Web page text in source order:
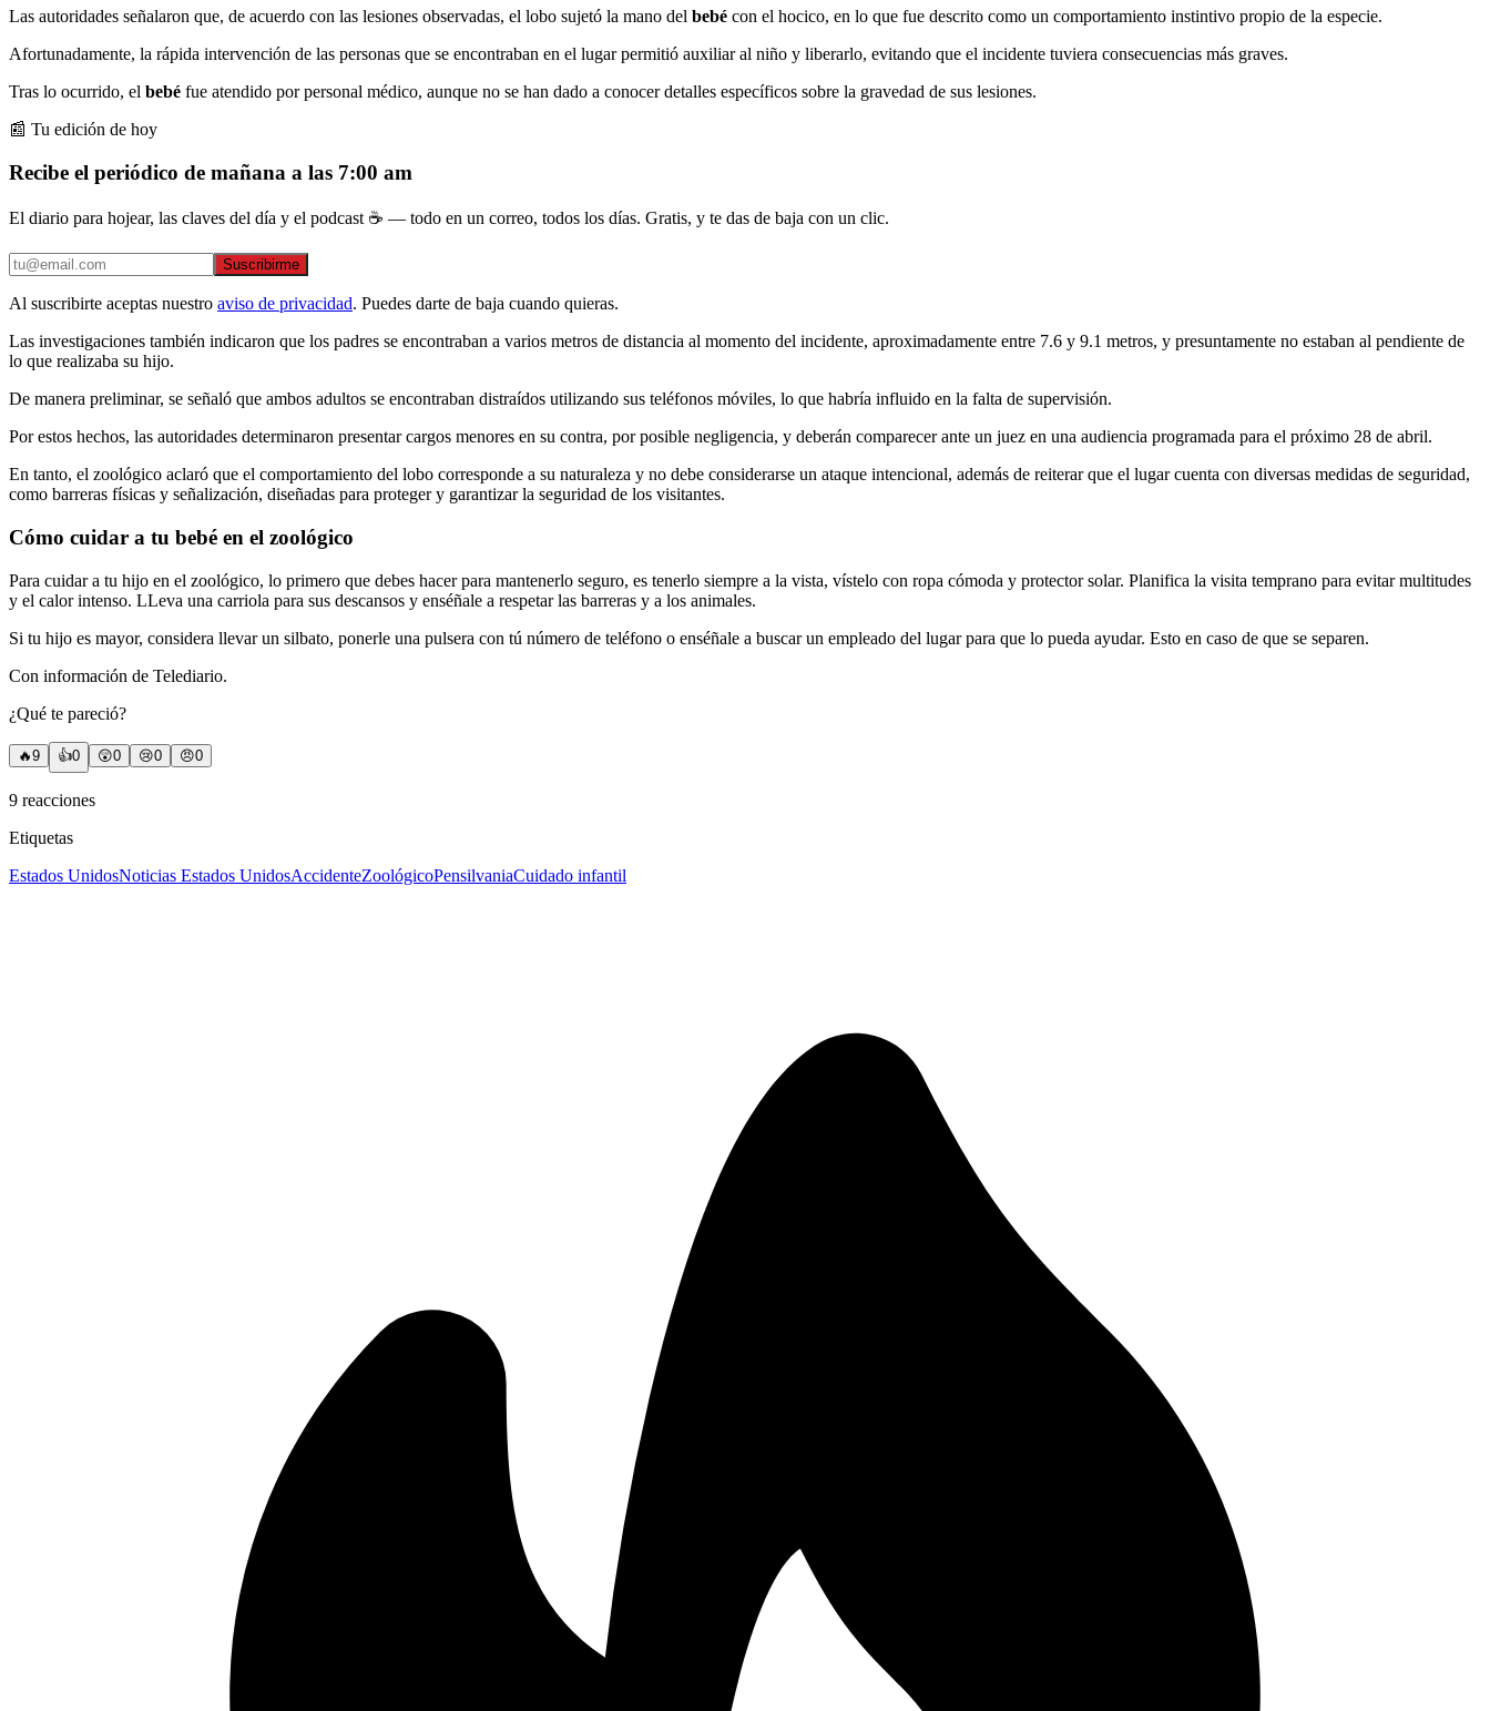
Las autoridades señalaron que, de acuerdo con las lesiones observadas, el lobo sujetó la mano del bebé con el hocico, en lo que fue descrito como un comportamiento instintivo propio de la especie.
Afortunadamente, la rápida intervención de las personas que se encontraban en el lugar permitió auxiliar al niño y liberarlo, evitando que el incidente tuviera consecuencias más graves.
Tras lo ocurrido, el bebé fue atendido por personal médico, aunque no se han dado a conocer detalles específicos sobre la gravedad de sus lesiones.
📰 Tu edición de hoy
Recibe el periódico de mañana a las 7:00 am
El diario para hojear, las claves del día y el podcast ☕ — todo en un correo, todos los días. Gratis, y te das de baja con un clic.
Suscribirme
Al suscribirte aceptas nuestro aviso de privacidad. Puedes darte de baja cuando quieras.
Las investigaciones también indicaron que los padres se encontraban a varios metros de distancia al momento del incidente, aproximadamente entre 7.6 y 9.1 metros, y presuntamente no estaban al pendiente de
lo que realizaba su hijo.
De manera preliminar, se señaló que ambos adultos se encontraban distraídos utilizando sus teléfonos móviles, lo que habría influido en la falta de supervisión.
Por estos hechos, las autoridades determinaron presentar cargos menores en su contra, por posible negligencia, y deberán comparecer ante un juez en una audiencia programada para el próximo 28 de abril.
En tanto, el zoológico aclaró que el comportamiento del lobo corresponde a su naturaleza y no debe considerarse un ataque intencional, además de reiterar que el lugar cuenta con diversas medidas de seguridad,
como barreras físicas y señalización, diseñadas para proteger y garantizar la seguridad de los visitantes.
Cómo cuidar a tu bebé en el zoológico
Para cuidar a tu hijo en el zoológico, lo primero que debes hacer para mantenerlo seguro, es tenerlo siempre a la vista, vístelo con ropa cómoda y protector solar. Planifica la visita temprano para evitar multitudes
y el calor intenso. LLeva una carriola para sus descansos y enséñale a respetar las barreras y a los animales.
Si tu hijo es mayor, considera llevar un silbato, ponerle una pulsera con tú número de teléfono o enséñale a buscar un empleado del lugar para que lo pueda ayudar. Esto en caso de que se separen.
Con información de Telediario.
¿Qué te pareció?
🔥9 👍0 😲0 😢0 😠0
9 reacciones
Etiquetas
Estados UnidosNoticias Estados UnidosAccidenteZoológicoPensilvaniaCuidado infantil